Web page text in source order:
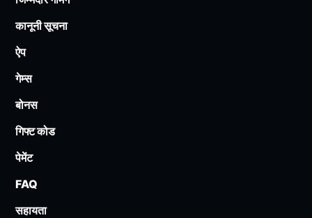
कानूनी सूचना
ऐप
गेम्स
बोनस
गिफ्ट कोड
पेमेंट
FAQ
सहायता